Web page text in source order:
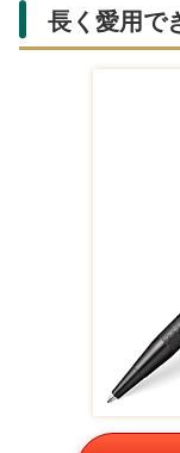
長く愛用で